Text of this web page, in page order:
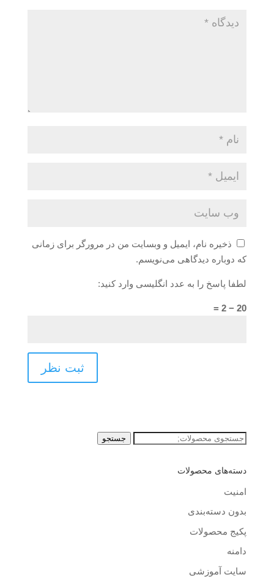
ذخیره نام، ایمیل و وبسایت من در مرورگر برای زمانی
که دوباره دیدگاهی می‌نویسم.
لطفا پاسخ را به عدد انگلیسی وارد کنید:
20 − 2 =
جستجو
جستجو
دسته‌های محصولات
امنیت
بدون دسته‌بندی
پکیج محصولات
دامنه
سایت آموزشی